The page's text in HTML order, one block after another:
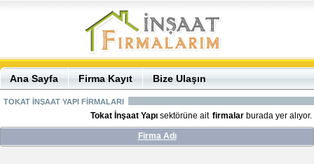
Ana Sayfa Firma Kayıt Bize Ulaşın
TOKAT İNŞAAT YAPI FİRMALARI
Tokat İnşaat Yapı sektörüne ait firmalar burada yer alıyor.
Firma Adı